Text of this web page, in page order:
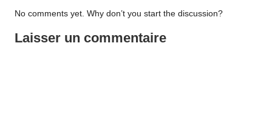
No comments yet. Why don’t you start the discussion?
Laisser un commentaire